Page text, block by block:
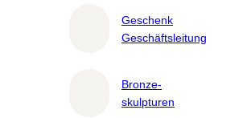
Geschenk
Geschäftsleitung
Bronze-
skulpturen